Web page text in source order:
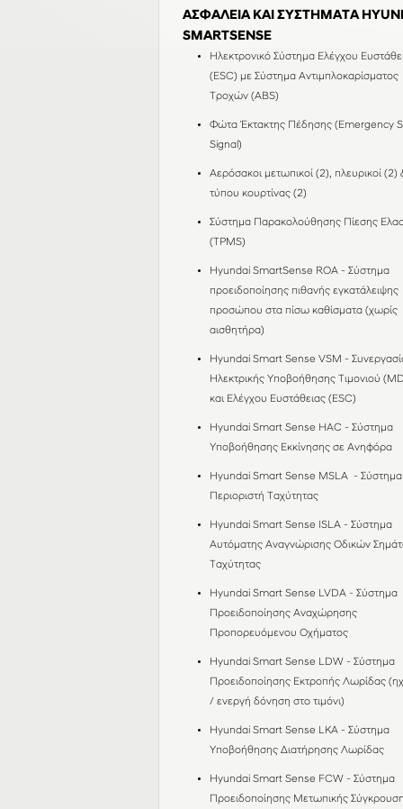
ΑΣΦΑΛΕΙΑ ΚΑΙ ΣΥΣΤΗΜΑΤΑ
SMARTSENSE
Ηλεκτρονικό Σύστημα Ελέγχου
(ESC) με Σύστημα Αντιμπλοκαρίσματος
Τροχών (ABS)
Φώτα Έκτακτης Πέδησης (Emergency
Signal)
Αερόσακοι μετωπικοί (2), πλευρικοί (2)
τύπου κουρτίνας (2)
Σύστημα Παρακολούθησης Πίεσης
(TPMS)
Hyundai SmartSense ROA - Σύστημα
προειδοποίησης πιθανής εγκατάλειψης
προσώπου στα πίσω καθίσματα (χωρίς
αισθητήρα)
Hyundai Smart Sense VSM -
Ηλεκτρικής Υποβοήθησης Τιμονιού
και Ελέγχου Ευστάθειας (ESC)
Hyundai Smart Sense HAC - Σύστημα
Υποβοήθησης Εκκίνησης σε Ανηφόρα
Hyundai Smart Sense MSLA - Σύστημα
Περιοριστή Ταχύτητας
Hyundai Smart Sense ISLΑ - Σύστημα
Αυτόματης Αναγνώρισης Οδικών
Ταχύτητας
Hyundai Smart Sense LVDA - Σύστημα
Προειδοποίησης Αναχώρησης
Προπορευόμενου Οχήματος
Hyundai Smart Sense LDW - Σύστημα
Προειδοποίησης Εκτροπής Λωρίδας
/ ενεργή δόνηση στο τιμόνι)
Hyundai Smart Sense LKA - Σύστημα
Υποβοήθησης Διατήρησης Λωρίδας
Hyundai Smart Sense FCW - Σύστημα
Προειδοποίησης Μετωπικής